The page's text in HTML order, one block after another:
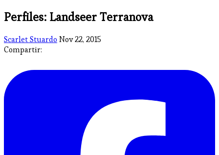
Perfiles: Landseer Terranova
Scarlet Stuardo Nov 22, 2015
Compartir: